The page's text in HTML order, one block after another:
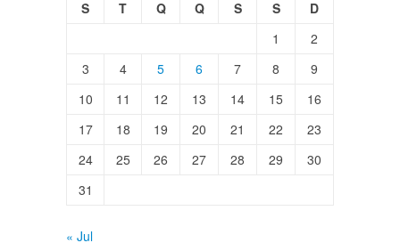
S
T Q Q S S
D
1
2
3
4 5 6 7 8
9
10
11 12 13 14 15
16
17
18 19 20 21 22
23
24
25 26 27 28 29
30
31
« Jul